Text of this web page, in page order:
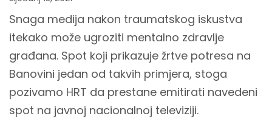
Snaga medija nakon traumatskog iskustva
itekako može ugroziti mentalno zdravlje
građana. Spot koji prikazuje žrtve potresa na
Banovini jedan od takvih primjera, stoga
pozivamo HRT da prestane emitirati navedeni
spot na javnoj nacionalnoj televiziji.